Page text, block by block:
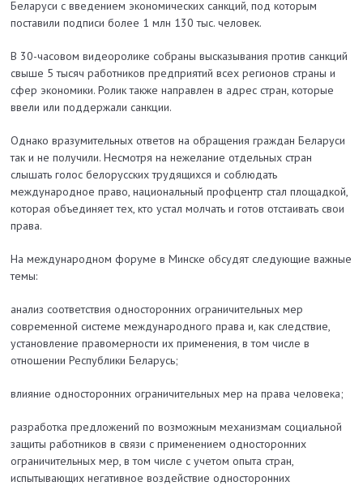
Беларуси с введением экономических санкций, под которым
поставили подписи более 1 млн 130 тыс. человек.
В 30-часовом видеоролике собраны высказывания против санкций
свыше 5 тысяч работников предприятий всех регионов страны и
сфер экономики. Ролик также направлен в адрес стран, которые
ввели или поддержали санкции.
Однако вразумительных ответов на обращения граждан Беларуси
так и не получили. Несмотря на нежелание отдельных стран
слышать голос белорусских трудящихся и соблюдать
международное право, национальный профцентр стал площадкой,
которая объединяет тех, кто устал молчать и готов отстаивать свои
права.
На международном форуме в Минске обсудят следующие важные
темы:
анализ соответствия односторонних ограничительных мер
современной системе международного права и, как следствие,
установление правомерности их применения, в том числе в
отношении Республики Беларусь;
влияние односторонних ограничительных мер на права человека;
разработка предложений по возможным механизмам социальной
защиты работников в связи с применением односторонних
ограничительных мер, в том числе с учетом опыта стран,
испытывающих негативное воздействие односторонних